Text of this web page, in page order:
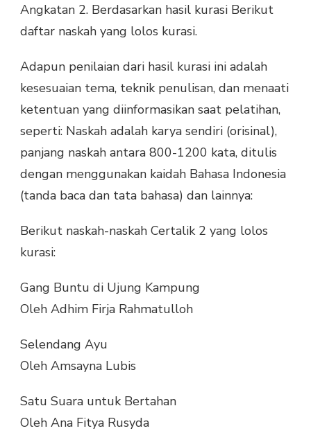
Angkatan 2. Berdasarkan hasil kurasi Berikut
daftar naskah yang lolos kurasi.
Adapun penilaian dari hasil kurasi ini adalah
kesesuaian tema, teknik penulisan, dan menaati
ketentuan yang diinformasikan saat pelatihan,
seperti: Naskah adalah karya sendiri (orisinal),
panjang naskah antara 800-1200 kata, ditulis
dengan menggunakan kaidah Bahasa Indonesia
(tanda baca dan tata bahasa) dan lainnya:
Berikut naskah-naskah Certalik 2 yang lolos
kurasi:
Gang Buntu di Ujung Kampung
Oleh Adhim Firja Rahmatulloh
Selendang Ayu
Oleh Amsayna Lubis
Satu Suara untuk Bertahan
Oleh Ana Fitya Rusyda